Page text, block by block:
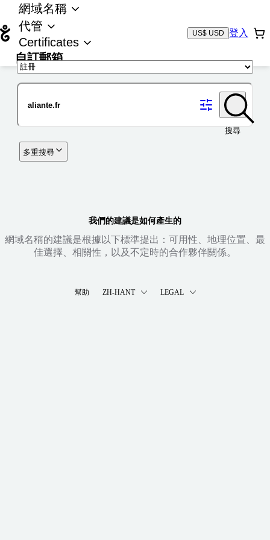
網域名稱
代管
Certificates
自訂郵箱
US$ USD 登入
搜尋
多重搜尋
我們的建議是如何產生的
網域名稱的建議是根據以下標準提出：可用性、地理位置、最
佳選擇、相關性，以及不定時的合作夥伴關係。
幫助 ZH-HANT LEGAL